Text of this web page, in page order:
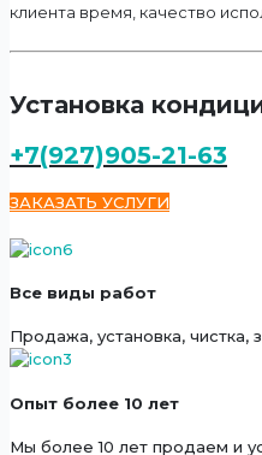
клиента время, качество
Установка
+7(927)905-21-63
ЗАКАЗАТЬ УСЛУГИ
Все виды работ
Продажа, установка, чистка,
Опыт более 10 лет
Мы более 10 лет продаем и